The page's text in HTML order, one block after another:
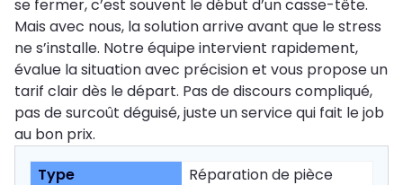
se fermer, c’est souvent le début d’un casse-tête.
Mais avec nous, la solution arrive avant que le stress
ne s’installe. Notre équipe intervient rapidement,
évalue la situation avec précision et vous propose un
tarif clair dès le départ. Pas de discours compliqué,
pas de surcoût déguisé, juste un service qui fait le job
au bon prix.
Réparation de pièce